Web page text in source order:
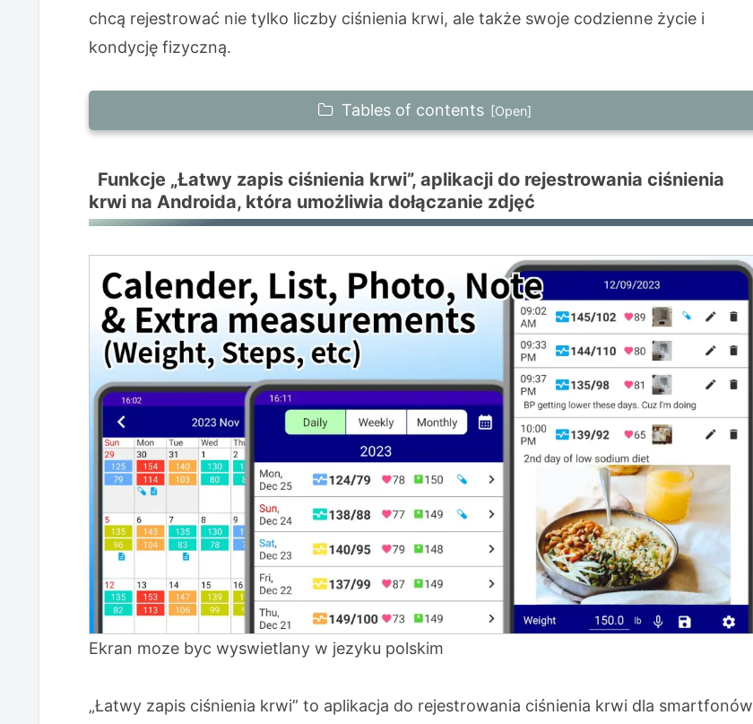
chcą rejestrować nie tylko liczby ciśnienia krwi, ale także swoje codzienne życie i
kondycję fizyczną.
Tables of contents
na Androida, która umożliwia dołączanie zdjęć
Dołącz zdjęcia posiłków do swoich zapisów ciśnienia krwi
Dołącz zdjęcia do poprzednich zapisów ciśnienia krwi
Pytania i odpowiedzi dotyczące aplikacji do rejestrowania ciśnienia krwi ze
zdjęciami
P. Czy mogę korzystać z funkcji dołączania zdjęć za darmo?
P. Ile zdjęć mogę nagrać?
P. Jakie są korzyści z dołączania zdjęć do zapisów ciśnienia krwi?
Ta aplikacja do rejestrowania ciśnienia krwi na Androida z zapisywaniem zdjęć
jest dla Ciebie, jeśli…
Rozpocznij rejestrowanie ciśnienia krwi oparte na zdjęciach na Androidzie za
pomocą Łatwy zapis ciśnienia krwi
Funkcje „Łatwy zapis ciśnienia krwi”, aplikacji do rejestrowania ciśnienia
krwi na Androida, która umożliwia dołączanie zdjęć
Ekran moze byc wyswietlany w jezyku polskim
„Łatwy zapis ciśnienia krwi” to aplikacja do rejestrowania ciśnienia krwi dla smartfonów